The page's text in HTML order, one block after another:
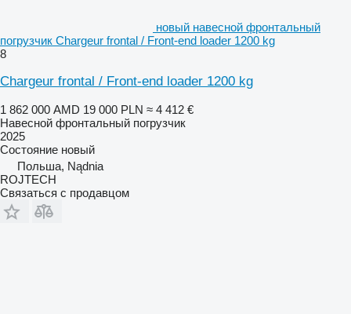
новый навесной фронтальный
погрузчик Chargeur frontal / Front-end loader 1200 kg
8
Chargeur frontal / Front-end loader 1200 kg
1 862 000 AMD 19 000 PLN ≈ 4 412 €
Навесной фронтальный погрузчик
2025
Состояние новый
Польша, Nądnia
ROJTECH
Связаться с продавцом